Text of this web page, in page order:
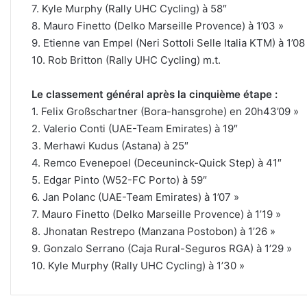
7. Kyle Murphy (Rally UHC Cycling) à 58″
8. Mauro Finetto (Delko Marseille Provence) à 1’03 »
9. Etienne van Empel (Neri Sottoli Selle Italia KTM) à 1’08
10. Rob Britton (Rally UHC Cycling) m.t.
Le classement général après la cinquième étape :
1. Felix Großschartner (Bora-hansgrohe) en 20h43’09 »
2. Valerio Conti (UAE-Team Emirates) à 19″
3. Merhawi Kudus (Astana) à 25″
4. Remco Evenepoel (Deceuninck-Quick Step) à 41″
5. Edgar Pinto (W52-FC Porto) à 59″
6. Jan Polanc (UAE-Team Emirates) à 1’07 »
7. Mauro Finetto (Delko Marseille Provence) à 1’19 »
8. Jhonatan Restrepo (Manzana Postobon) à 1’26 »
9. Gonzalo Serrano (Caja Rural-Seguros RGA) à 1’29 »
10. Kyle Murphy (Rally UHC Cycling) à 1’30 »